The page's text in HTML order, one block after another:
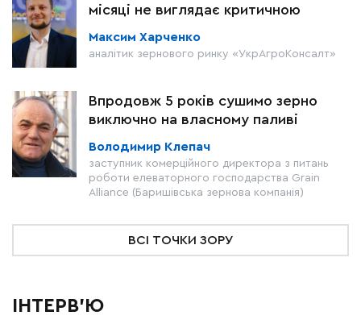
місяці не виглядає критичною
Максим Харченко
аналітик зернового ринку «УкрАгроКонсалт»
Впродовж 5 років сушимо зерно
виключно на власному паливі
Володимир Клепач
заступник комерційного директора з питань
роботи елеваторного господарства Grain
Alliance (Баришівська зернова компанія)
ВСІ ТОЧКИ ЗОРУ
ІНТЕРВ'Ю